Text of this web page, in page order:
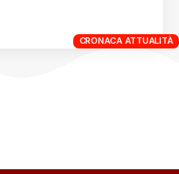
CRONACA ATTUALITÀ